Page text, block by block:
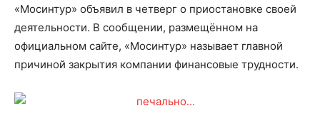
«Мосинтур» объявил в четверг о приостановке своей
деятельности. В сообщении, размещённом на
официальном сайте, «Мосинтур» называет главной
причиной закрытия компании финансовые трудности.